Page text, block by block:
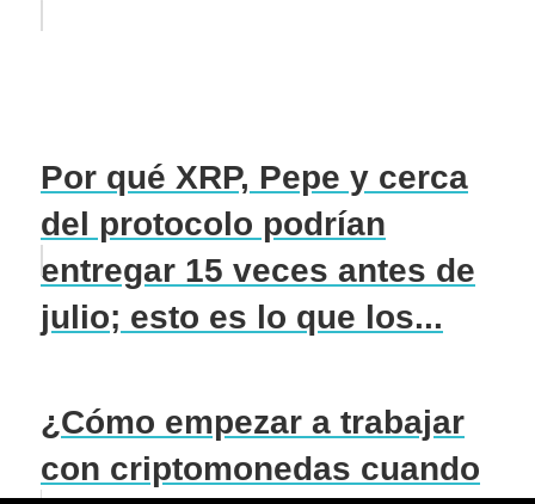
Por qué XRP, Pepe y cerca
del protocolo podrían
entregar 15 veces antes de
julio; esto es lo que los...
¿Cómo empezar a trabajar
con criptomonedas cuando